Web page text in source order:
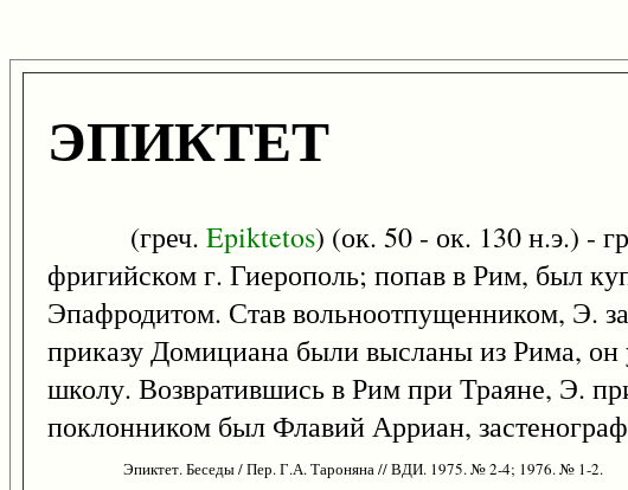
ЭПИКТЕТ
(греч. Epiktetos) (ок. 50 - ок. 130 н.э.) -
фригийском г. Гиерополь; попав в Рим, был
Эпафродитом. Став вольноотпущенником, Э.
приказу Домициана были высланы из Рима,
школу. Возвратившись в Рим при Траяне, Э.
поклонником был Флавий Арриан,
Эпиктет. Беседы / Пер. Г.А. Тароняна // ВДИ. 1975. № 2-4; 1976. № 1-2.